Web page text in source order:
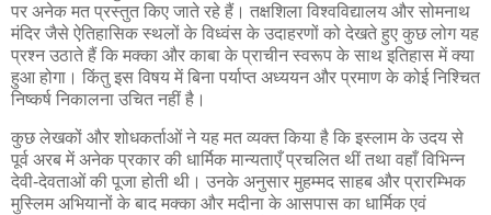
पर अनेक मत प्रस्तुत किए जाते रहे हैं। तक्षशिला विश्वविद्यालय और सोमनाथ
मंदिर जैसे ऐतिहासिक स्थलों के विध्वंस के उदाहरणों को देखते हुए कुछ लोग यह
प्रश्न उठाते हैं कि मक्का और काबा के प्राचीन स्वरूप के साथ इतिहास में क्या
हुआ होगा। किंतु इस विषय में बिना पर्याप्त अध्ययन और प्रमाण के कोई निश्चित
निष्कर्ष निकालना उचित नहीं है।
कुछ लेखकों और शोधकर्ताओं ने यह मत व्यक्त किया है कि इस्लाम के उदय से
पूर्व अरब में अनेक प्रकार की धार्मिक मान्यताएँ प्रचलित थीं तथा वहाँ विभिन्न
देवी-देवताओं की पूजा होती थी। उनके अनुसार मुहम्मद साहब और प्रारम्भिक
मुस्लिम अभियानों के बाद मक्का और मदीना के आसपास का धार्मिक एवं